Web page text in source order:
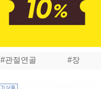
#관절연골 #장